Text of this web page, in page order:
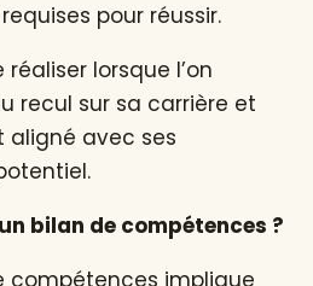
pour réussir.
lorsque l’on
recul sur sa carrière et
aligné avec ses
bilan de compétences ?
compétences implique